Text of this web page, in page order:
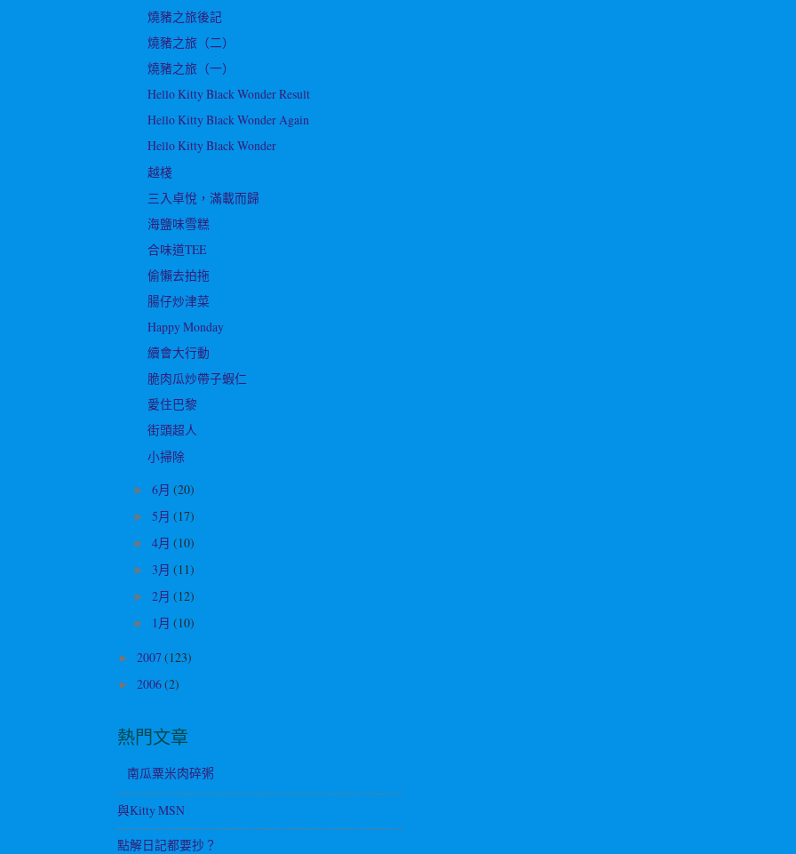
燒豬之旅後記
燒豬之旅（二）
燒豬之旅（一）
Hello Kitty Black Wonder Result
Hello Kitty Black Wonder Again
Hello Kitty Black Wonder
越棧
三入卓悅，滿載而歸
海鹽味雪糕
合味道TEE
偷懶去拍拖
腸仔炒津菜
Happy Monday
續會大行動
脆肉瓜炒帶子蝦仁
愛住巴黎
街頭超人
小掃除
► 6月 (20)
► 5月 (17)
► 4月 (10)
► 3月 (11)
► 2月 (12)
► 1月 (10)
► 2007 (123)
► 2006(2)
熱門文章
南瓜粟米肉碎粥
與Kitty MSN
點解日記都要抄？